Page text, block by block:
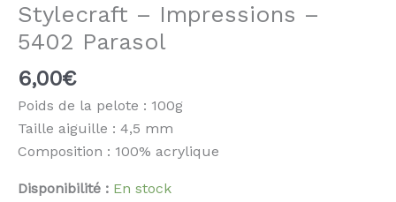
Stylecraft – Impressions –
5402 Parasol
6,00€
Poids de la pelote : 100g
Taille aiguille : 4,5 mm
Composition : 100% acrylique
Disponibilité : En stock